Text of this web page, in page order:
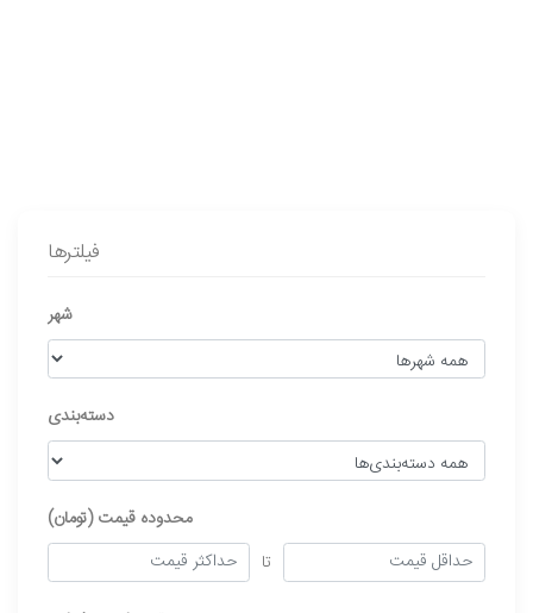
فیلترها
شهر
دسته‌بندی
محدوده قیمت (تومان)
تا